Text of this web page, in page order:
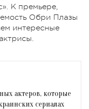
К премьере,
Обри Плазы
интересные
актеров, которые
сериалах